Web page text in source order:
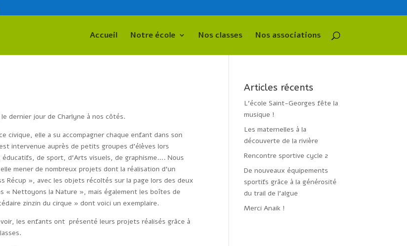
Accueil Notre école Nos classes Nos associations
le dernier jour de Charlyne à nos côtés.
civique, elle a su accompagner chaque enfant dans son
intervenue auprès de petits groupes d’élèves lors
éducatifs, de sport, d’Arts visuels, de graphisme…. Nous
mener de nombreux projets dont la réalisation d’un
Récup », avec les objets récoltés sur la page lors des deux
« Nettoyons la Nature », mais également les boîtes de
zinzin du cirque » dont voici un exemplaire.
les enfants ont présenté leurs projets réalisés grâce à
Articles récents
L’école Saint-Georges fête la
musique !
Les maternelles à la
découverte de la rivière
Rencontre sportive cycle 2
De nouveaux équipements
sportifs grâce à la générosité
du trail de l’algue
Merci Anaik !